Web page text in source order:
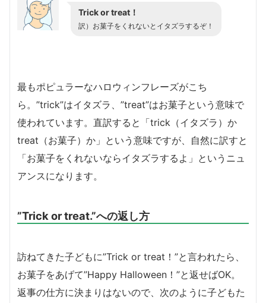
Trick or treat！
訳）お菓子をくれないとイタズラするぞ！
最もポピュラーなハロウィンフレーズがこち
ら。”trick”はイタズラ、”treat”はお菓子という意味で
使われています。直訳すると「trick（イタズラ）か
treat（お菓子）か」という意味ですが、自然に訳すと
「お菓子をくれないならイタズラするよ」というニュ
アンスになります。
”Trick or treat.”への返し方
訪ねてきた子どもに”Trick or treat！”と言われたら、
お菓子をあげて”Happy Halloween！”と返せばOK。
返事の仕方に決まりはないので、次のように子どもた